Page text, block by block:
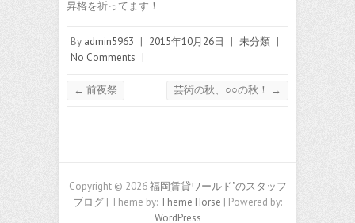
昇格を祈ってます！
By admin5963 | 2015年10月26日 | 未分類 |
No Comments |
← 前夜祭 芸術の秋、○○の秋！ →
Copyright © 2026福岡賃貸ワールド"のスタッフ
ブログ | Theme by: Theme Horse | Powered by:
WordPress